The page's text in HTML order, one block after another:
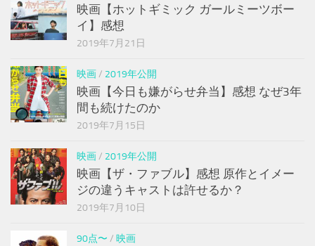
映画【ホットギミック ガールミーツボー
イ】感想
2019年7月21日
映画/ 2019年公開
映画【今日も嫌がらせ弁当】感想 なぜ3年
間も続けたのか
2019年7月15日
映画/ 2019年公開
映画【ザ・ファブル】感想 原作とイメー
ジの違うキャストは許せるか？
2019年7月10日
90点〜 / 映画